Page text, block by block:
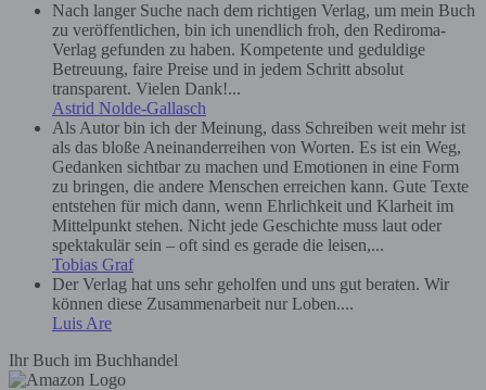
Nach langer Suche nach dem richtigen Verlag, um mein Buch
zu veröffentlichen, bin ich unendlich froh, den Rediroma-
Verlag gefunden zu haben. Kompetente und geduldige
Betreuung, faire Preise und in jedem Schritt absolut
transparent. Vielen Dank!...
Astrid Nolde-Gallasch
Als Autor bin ich der Meinung, dass Schreiben weit mehr ist
als das bloße Aneinanderreihen von Worten. Es ist ein Weg,
Gedanken sichtbar zu machen und Emotionen in eine Form
zu bringen, die andere Menschen erreichen kann. Gute Texte
entstehen für mich dann, wenn Ehrlichkeit und Klarheit im
Mittelpunkt stehen. Nicht jede Geschichte muss laut oder
spektakulär sein – oft sind es gerade die leisen,...
Tobias Graf
Der Verlag hat uns sehr geholfen und uns gut beraten. Wir
können diese Zusammenarbeit nur Loben....
Luis Are
Ihr Buch im Buchhandel